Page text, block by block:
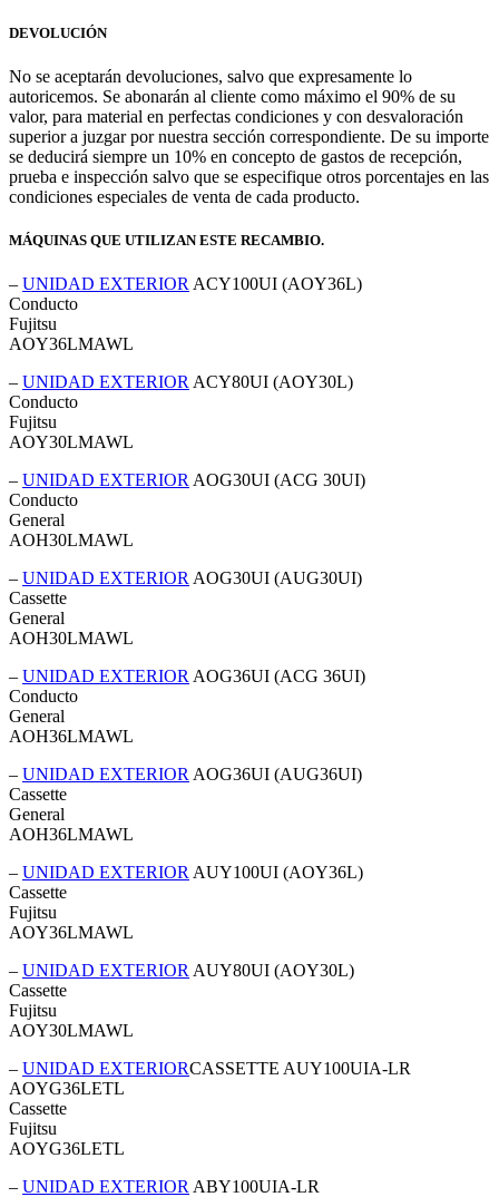
DEVOLUCIÓN
No se aceptarán devoluciones, salvo que expresamente lo
autoricemos. Se abonarán al cliente como máximo el 90% de su
valor, para material en perfectas condiciones y con desvaloración
superior a juzgar por nuestra sección correspondiente. De su importe
se deducirá siempre un 10% en concepto de gastos de recepción,
prueba e inspección salvo que se especifique otros porcentajes en las
condiciones especiales de venta de cada producto.
MÁQUINAS QUE UTILIZAN ESTE RECAMBIO.
– UNIDAD EXTERIOR ACY100UI (AOY36L)
Conducto
Fujitsu
AOY36LMAWL
– UNIDAD EXTERIOR ACY80UI (AOY30L)
Conducto
Fujitsu
AOY30LMAWL
– UNIDAD EXTERIOR AOG30UI (ACG 30UI)
Conducto
General
AOH30LMAWL
– UNIDAD EXTERIOR AOG30UI (AUG30UI)
Cassette
General
AOH30LMAWL
– UNIDAD EXTERIOR AOG36UI (ACG 36UI)
Conducto
General
AOH36LMAWL
– UNIDAD EXTERIOR AOG36UI (AUG36UI)
Cassette
General
AOH36LMAWL
– UNIDAD EXTERIOR AUY100UI (AOY36L)
Cassette
Fujitsu
AOY36LMAWL
– UNIDAD EXTERIOR AUY80UI (AOY30L)
Cassette
Fujitsu
AOY30LMAWL
– UNIDAD EXTERIORCASSETTE AUY100UIA-LR
AOYG36LETL
Cassette
Fujitsu
AOYG36LETL
– UNIDAD EXTERIOR ABY100UIA-LR